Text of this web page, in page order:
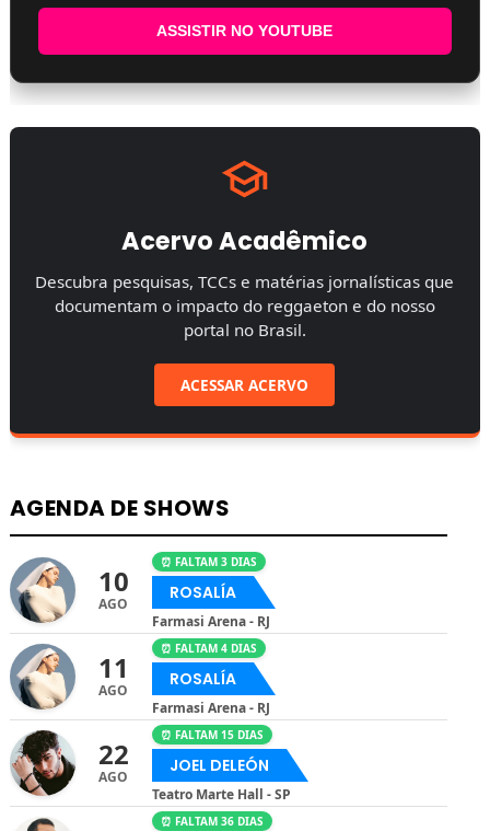
ASSISTIR NO YOUTUBE
Acervo Acadêmico
Descubra pesquisas, TCCs e matérias jornalísticas que
documentam o impacto do reggaeton e do nosso
portal no Brasil.
ACESSAR ACERVO
AGENDA DE SHOWS
10
AGO
⏰ FALTAM 3 DIAS
ROSALÍA
Farmasi Arena - RJ
11
AGO
⏰ FALTAM 4 DIAS
ROSALÍA
Farmasi Arena - RJ
22
AGO
⏰ FALTAM 15 DIAS
JOEL DELEÓN
Teatro Marte Hall - SP
⏰ FALTAM 36 DIAS